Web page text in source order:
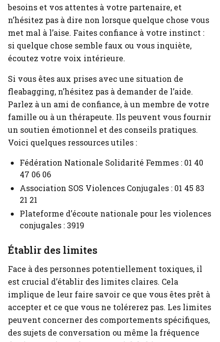
besoins et vos attentes à votre partenaire, et
n’hésitez pas à dire non lorsque quelque chose vous
met mal à l’aise. Faites confiance à votre instinct :
si quelque chose semble faux ou vous inquiète,
écoutez votre voix intérieure.
Si vous êtes aux prises avec une situation de
fleabagging, n’hésitez pas à demander de l’aide.
Parlez à un ami de confiance, à un membre de votre
famille ou à un thérapeute. Ils peuvent vous fournir
un soutien émotionnel et des conseils pratiques.
Voici quelques ressources utiles :
Fédération Nationale Solidarité Femmes : 01 40
47 06 06
Association SOS Violences Conjugales : 01 45 83
21 21
Plateforme d’écoute nationale pour les violences
conjugales : 3919
Établir des limites
Face à des personnes potentiellement toxiques, il
est crucial d’établir des limites claires. Cela
implique de leur faire savoir ce que vous êtes prêt à
accepter et ce que vous ne tolérerez pas. Les limites
peuvent concerner des comportements spécifiques,
des sujets de conversation ou même la fréquence